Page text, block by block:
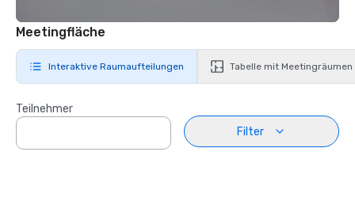
Meetingfläche
Interaktive Raumaufteilungen Tabelle mit Meetingräumen
Teilnehmer
Filter